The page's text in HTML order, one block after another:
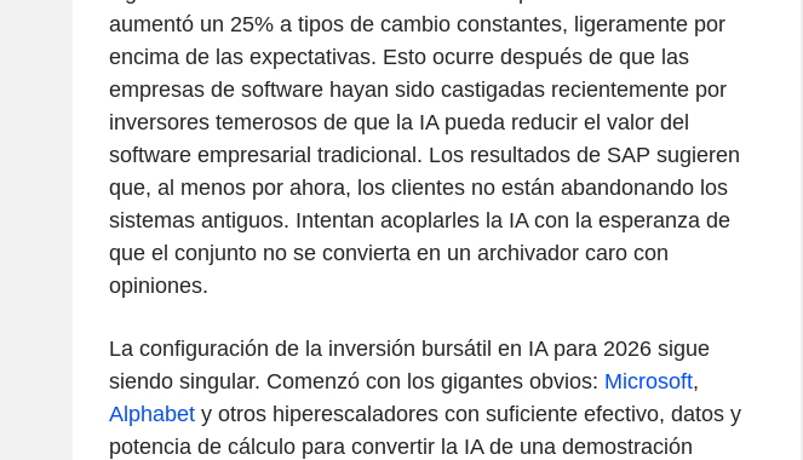
aumentó un 25% a tipos de cambio constantes, ligeramente por
encima de las expectativas. Esto ocurre después de que las
empresas de software hayan sido castigadas recientemente por
inversores temerosos de que la IA pueda reducir el valor del
software empresarial tradicional. Los resultados de SAP sugieren
que, al menos por ahora, los clientes no están abandonando los
sistemas antiguos. Intentan acoplarles la IA con la esperanza de
que el conjunto no se convierta en un archivador caro con
opiniones.
La configuración de la inversión bursátil en IA para 2026 sigue
siendo singular. Comenzó con los gigantes obvios: Microsoft,
Alphabety otros hiperescaladores con suficiente efectivo, datos y
potencia de cálculo para convertir la IA de una demostración